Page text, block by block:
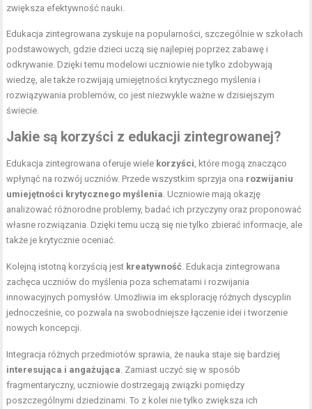
zwiększa efektywność nauki.
Edukacja zintegrowana zyskuje na popularności, szczególnie w szkołach
podstawowych, gdzie dzieci uczą się najlepiej poprzez zabawę i
odkrywanie. Dzięki temu modelowi uczniowie nie tylko zdobywają
wiedzę, ale także rozwijają umiejętności krytycznego myślenia i
rozwiązywania problemów, co jest niezwykle ważne w dzisiejszym
świecie.
Jakie są korzyści z edukacji zintegrowanej?
Edukacja zintegrowana oferuje wiele korzyści , które mogą znacząco
wpłynąć na rozwój uczniów. Przede wszystkim sprzyja ona rozwijaniu
umiejętności krytycznego myślenia . Uczniowie mają okazję
analizować różnorodne problemy, badać ich przyczyny oraz proponować
własne rozwiązania. Dzięki temu uczą się nie tylko zbierać informacje, ale
także je krytycznie oceniać.
Kolejną istotną korzyścią jest kreatywność . Edukacja zintegrowana
zachęca uczniów do myślenia poza schematami i rozwijania
innowacyjnych pomysłów. Umożliwia im eksplorację różnych dyscyplin
jednocześnie, co pozwala na swobodniejsze łączenie idei i tworzenie
nowych koncepcji.
Integracja różnych przedmiotów sprawia, że nauka staje się bardziej
interesująca i angażująca . Zamiast uczyć się w sposób
fragmentaryczny, uczniowie dostrzegają związki pomiędzy
poszczególnymi dziedzinami. To z kolei nie tylko zwiększa ich